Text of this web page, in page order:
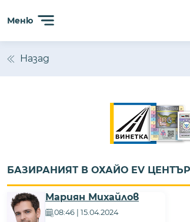
Меню
Назад
БАЗИРАНИЯТ В ОХАЙО EV
Мариян Михайлов
08:46 | 15.04.2024